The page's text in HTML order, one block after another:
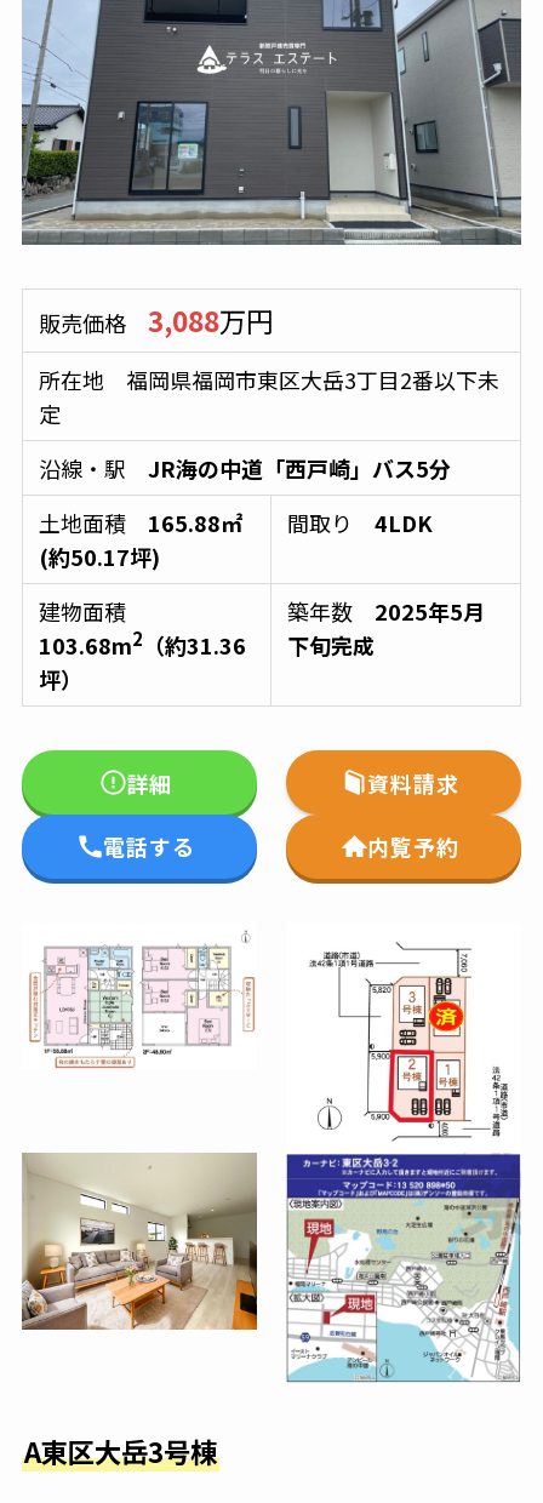
販売価格3,088万円
所在地 福岡県福岡市東区大岳3丁目2番以下未
定
沿線・駅JR海の中道「西戸崎」バス5分
土地面積 165.88㎡
(約50.17坪)
間取り4LDK
建物面積
103.68m2
（約31.36
坪）
築年数 2025年5月
下旬完成
詳細 資料請求
電話する 内覧予約
A東区大岳3号棟